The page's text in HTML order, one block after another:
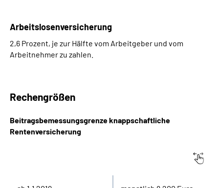
Arbeitslosenversicherung
2,6 Prozent, je zur Hälfte vom Arbeitgeber und vom
Arbeitnehmer zu zahlen.
Rechengrößen
Beitragsbemessungsgrenze knappschaftliche
Rentenversicherung